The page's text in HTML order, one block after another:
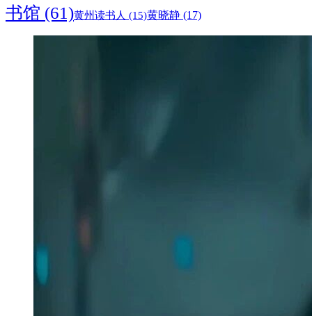
书馆 (61)黄州读书人 (15)黄晓静 (17)